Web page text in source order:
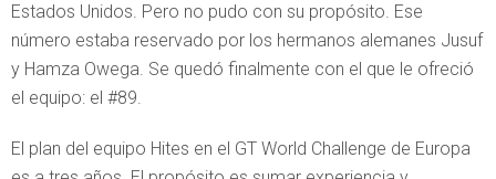
Estados Unidos. Pero no pudo con su propósito. Ese
número estaba reservado por los hermanos alemanes Jusuf
y Hamza Owega. Se quedó finalmente con el que le ofreció
el equipo: el #89.
El plan del equipo Hites en el GT World Challenge de Europa